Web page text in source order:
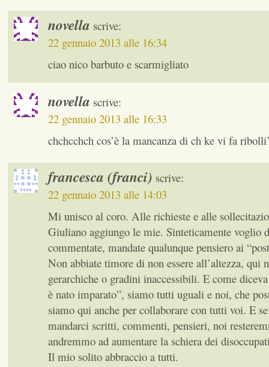
novella scrive:
22 gennaio 2013 alle 16:34
ciao nico barbuto e scarmigliato
novella scrive:
22 gennaio 2013 alle 16:33
chchcchch cos’è la mancanza di ch ke vi fa
francesca (franci) scrive:
22 gennaio 2013 alle 14:03
Mi unisco al coro. Alle richieste e alle
Giuliano aggiungo le mie. Sinteticamente voglio
commentate, mandate qualunque pensiero ai
Non abbiate timore di non essere all’altezza, qui
gerarchiche o gradini inaccessibili. E come
è nato imparato”, siamo tutti uguali e noi, che
siamo qui anche per collaborare con tutti voi. E
mandarci scritti, commenti, pensieri, noi
andremmo ad aumentare la schiera dei
Il mio solito abbraccio a tutti.